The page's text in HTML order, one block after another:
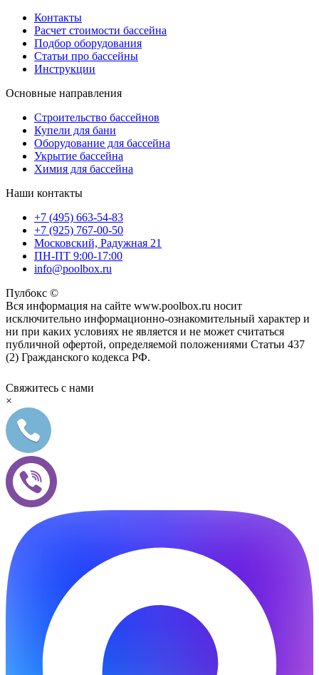
Контакты
Расчет стоимости бассейна
Подбор оборудования
Статьи про бассейны
Инструкции
Основные направления
Строительство бассейнов
Купели для бани
Оборудование для бассейна
Укрытие бассейна
Химия для бассейна
Наши контакты
+7 (495) 663-54-83
+7 (925) 767-00-50
Московский, Радужная 21
ПН-ПТ 9:00-17:00
info@poolbox.ru
Пулбокс ©
Вся информация на сайте www.poolbox.ru носит
исключительно информационно-ознакомительный характер и
ни при каких условиях не является и не может считаться
публичной офертой, определяемой положениями Статьи 437
(2) Гражданского кодекса РФ.
Свяжитесь с нами
×